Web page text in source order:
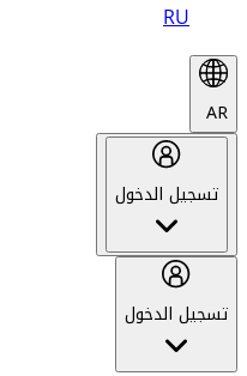
RU
AR
تسجيل الدخول
تسجيل الدخول